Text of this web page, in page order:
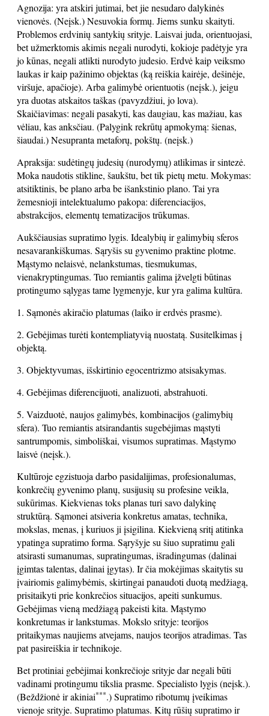
Agnozija: yra atskiri jutimai, bet jie nesudaro dalykinės
vienovės. (Neįsk.) Nesuvokia formų. Jiems sunku skaityti.
Problemos erdvinių santykių srityje. Laisvai juda, orientuojasi,
bet užmerktomis akimis negali nurodyti, kokioje padėtyje yra
jo kūnas, negali atlikti nurodyto judesio. Erdvė kaip veiksmo
laukas ir kaip pažinimo objektas (ką reiškia kairėje, dešinėje,
viršuje, apačioje). Arba galimybė orientuotis (neįsk.), jeigu
yra duotas atskaitos taškas (pavyzdžiui, jo lova).
Skaičiavimas: negali pasakyti, kas daugiau, kas mažiau, kas
vėliau, kas anksčiau. (Palygink rekrūtų apmokymą: šienas,
šiaudai.) Nesupranta metaforų, pokštų. (neįsk.)
Apraksija: sudėtingų judesių (nurodymų) atlikimas ir sintezė.
Moka naudotis stikline, šaukštu, bet tik pietų metu. Mokymas:
atsitiktinis, be plano arba be išankstinio plano. Tai yra
žemesnioji intelektualumo pakopa: diferenciacijos,
abstrakcijos, elementų tematizacijos trūkumas.
Aukščiausias supratimo lygis. Idealybių ir galimybių sferos
nesavarankiškumas. Sąryšis su gyvenimo praktine plotme.
Mąstymo nelaisvė, nelankstumas, tiesmukumas,
vienakryptingumas. Tuo remiantis galima įžvelgti būtinas
protingumo sąlygas tame lygmenyje, kur yra galima kultūra.
1. Sąmonės akiračio platumas (laiko ir erdvės prasme).
2. Gebėjimas turėti kontempliatyvią nuostatą. Susitelkimas į
objektą.
3. Objektyvumas, išskirtinio egocentrizmo atsisakymas.
4. Gebėjimas diferencijuoti, analizuoti, abstrahuoti.
5. Vaizduotė, naujos galimybės, kombinacijos (galimybių
sfera). Tuo remiantis atsirandantis sugebėjimas mąstyti
santrumpomis, simboliškai, visumos supratimas. Mąstymo
laisvė (neįsk.).
Kultūroje egzistuoja darbo pasidalijimas, profesionalumas,
konkrečių gyvenimo planų, susijusių su profesine veikla,
sukūrimas. Kiekvienas toks planas turi savo dalykinę
struktūrą. Sąmonei atsiveria konkretus amatas, technika,
mokslas, menas, į kuriuos ji įsigilina. Kiekvieną sritį atitinka
ypatinga supratimo forma. Sąryšyje su šiuo supratimu gali
atsirasti sumanumas, supratingumas, išradingumas (dalinai
įgimtas talentas, dalinai įgytas). Ir čia mokėjimas skaitytis su
įvairiomis galimybėmis, skirtingai panaudoti duotą medžiagą,
prisitaikyti prie konkrečios situacijos, apeiti sunkumus.
Gebėjimas vieną medžiagą pakeisti kita. Mąstymo
konkretumas ir lankstumas. Mokslo srityje: teorijos
pritaikymas naujiems atvejams, naujos teorijos atradimas. Tas
pat pasireiškia ir technikoje.
Bet protiniai gebėjimai konkrečioje srityje dar negali būti
vadinami protingumu tikslia prasme. Specialisto lygis (neįsk.).
(Beždžionė ir akiniai***.) Supratimo ribotumų įveikimas
vienoje srityje. Supratimo platumas. Kitų rūšių supratimo ir